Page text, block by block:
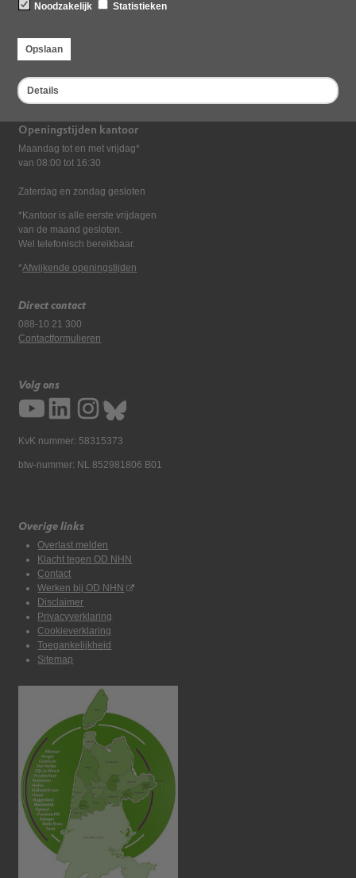
Noodzakelijk
Statistieken
Opslaan
Details
Bezoekadres
Postadres
Postbus 2095, 1620 EB Hoorn
Openingstijden kantoor
Maandag tot en met vrijdag*
van 08:00 tot 16:30
Zaterdag en zondag gesloten
*Kantoor is alle eerste vrijdagen
van de maand gesloten.
Wel telefonisch bereikbaar.
*Afwijkende openingstijden
Direct contact
088-10 21 300
Contactformulieren
Volg ons
KvK nummer: 58315373
btw-nummer: NL 852981806 B01
Overige links
Overlast melden
Klacht tegen OD NHN
Contact
Werken bij OD NHN
Disclaimer
Privacyverklaring
Cookieverklaring
Toegankelijkheid
Sitemap